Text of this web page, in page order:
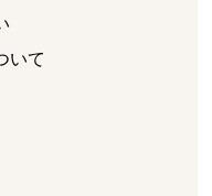
いて